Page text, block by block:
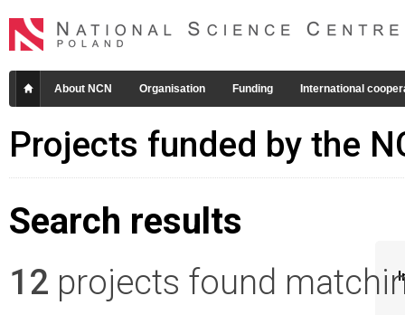
About NCN Organisation Funding International
Projects funded by the
Search results
12 projects found